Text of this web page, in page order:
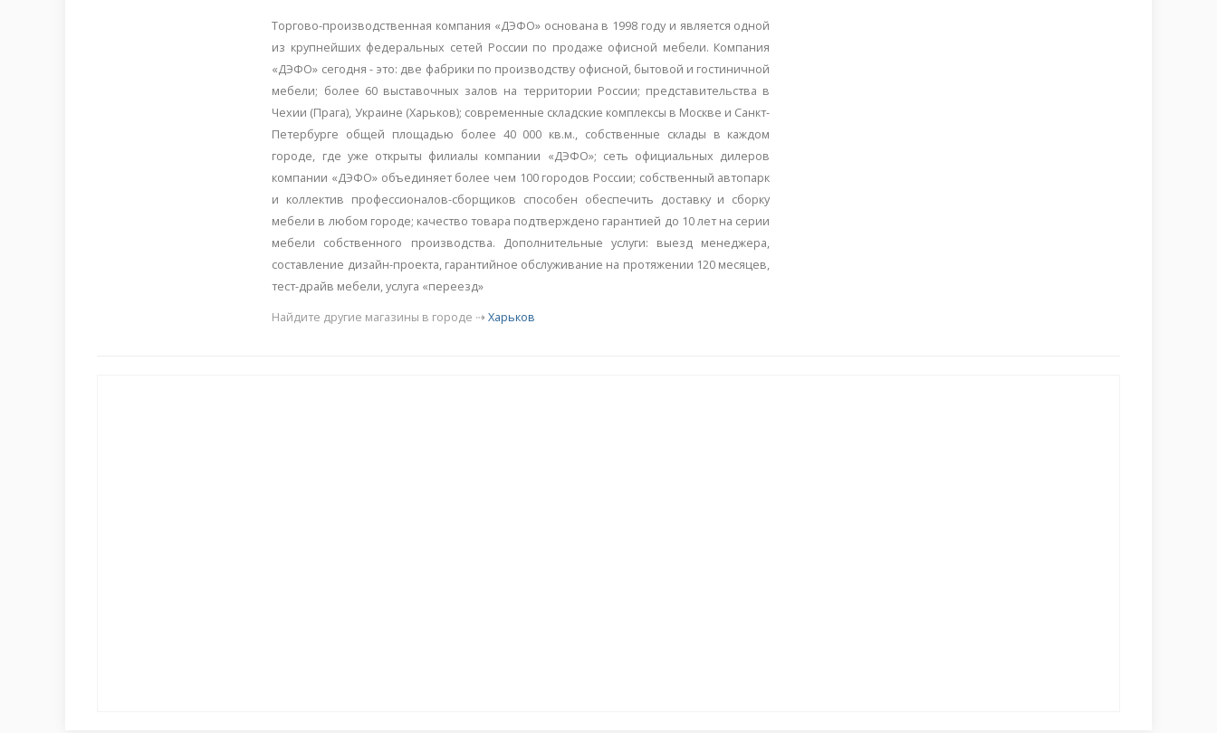
Торгово-производственная компания «ДЭФО» основана в 1998 году и является одной
из крупнейших федеральных сетей России по продаже офисной мебели. Компания
«ДЭФО» сегодня - это: две фабрики по производству офисной, бытовой и гостиничной
мебели; более 60 выставочных залов на территории России; представительства в
Чехии (Прага), Украине (Харьков); современные складские комплексы в Москве и Санкт-
Петербурге общей площадью более 40 000 кв.м., собственные склады в каждом
городе, где уже открыты филиалы компании «ДЭФО»; сеть официальных дилеров
компании «ДЭФО» объединяет более чем 100 городов России; собственный автопарк
и коллектив профессионалов-сборщиков способен обеспечить доставку и сборку
мебели в любом городе; качество товара подтверждено гарантией до 10 лет на серии
мебели собственного производства. Дополнительные услуги: выезд менеджера,
составление дизайн-проекта, гарантийное обслуживание на протяжении 120 месяцев,
тест-драйв мебели, услуга «переезд»
Найдите другие магазины в городе ⇢Харьков